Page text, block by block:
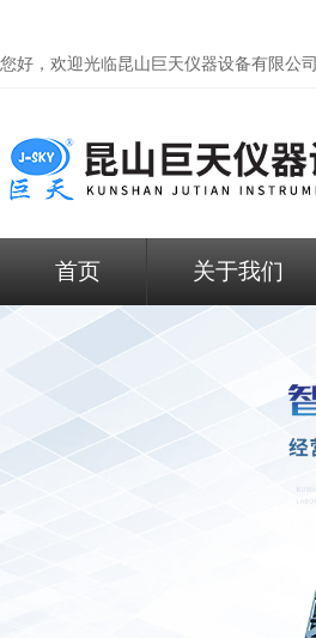
您好，欢迎光临昆山巨天仪器设备有限公司
首页 关于我们